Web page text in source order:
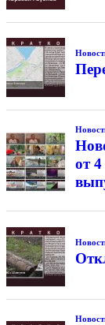
от